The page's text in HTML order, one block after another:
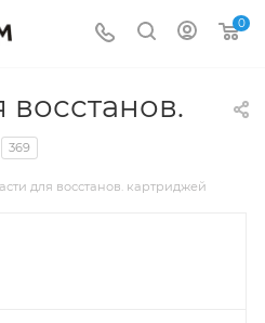
0
восстанов.
369
для восстанов. картриджей